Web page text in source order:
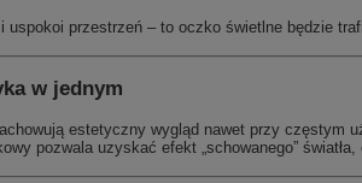
przestrzeń – to oczko świetlne będzie
w jednym
estetyczny wygląd nawet przy częstym
pozwala uzyskać efekt „schowanego”